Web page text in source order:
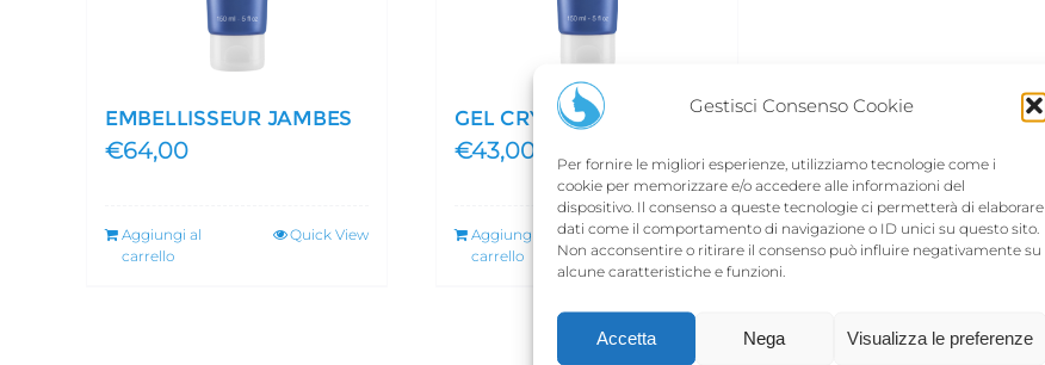
Gestisci Consenso Cookie
Per fornire le migliori esperienze, utilizziamo tecnologie come i
cookie per memorizzare e/o accedere alle informazioni del
dispositivo. Il consenso a queste tecnologie ci permetterà di elaborare
dati come il comportamento di navigazione o ID unici su questo sito.
Non acconsentire o ritirare il consenso può influire negativamente su
alcune caratteristiche e funzioni.
Accetta Nega Visualizza le preferenze
EMBELLISSEUR JAMBES
€64,00
Aggiungi al
carrello
Quick View
GEL CRYOTONIC
€43,00
Aggiungi al
carrello
Quick View